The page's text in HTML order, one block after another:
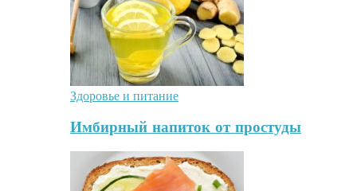
Здоровье и питание
Имбирный напиток от простуды